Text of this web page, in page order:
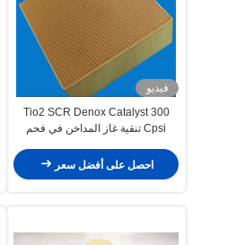
فيديو
Tio2 SCR Denox Catalyst 300
Cpsi تنقية غاز المداخن في فحم
احصل على أفضل سعر